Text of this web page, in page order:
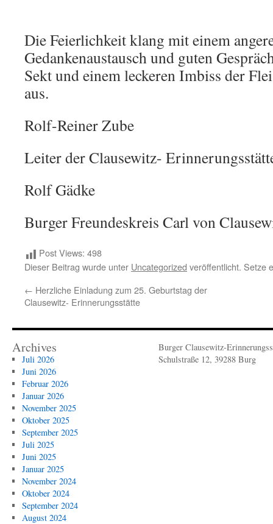
Die Feierlichkeit klang mit einem
Gedankenaustausch und guten
Sekt und einem leckeren Imbiss der
aus.
Rolf-Reiner Zube
Leiter der Clausewitz-
Rolf Gädke
Burger Freundeskreis Carl von
Post Views: 498
Dieser Beitrag wurde unter Uncategorized veröffentlicht. Setze
← Herzliche Einladung zum 25. Geburtstag der
Clausewitz- Erinnerungsstätte
Archives
Juli 2026
Juni 2026
Februar 2026
Januar 2026
November 2025
Oktober 2025
September 2025
Juli 2025
Juni 2025
Januar 2025
November 2024
Oktober 2024
September 2024
August 2024
Burger Clausewitz-
Schulstraße 12, 39288 Burg